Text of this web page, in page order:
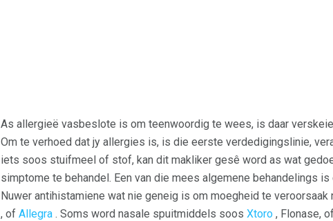
As allergieë vasbeslote is om teenwoordig te wees, is daar
Om te verhoed dat jy allergies is, is die eerste verdedigingslinie,
iets soos stuifmeel of stof, kan dit makliker gesê word as wat
simptome te behandel. Een van die mees algemene behandelings
Nuwer antihistamiene wat nie geneig is om moegheid te
, of Allegra . Soms word nasale spuitmiddels soos Xtoro , Flonase,